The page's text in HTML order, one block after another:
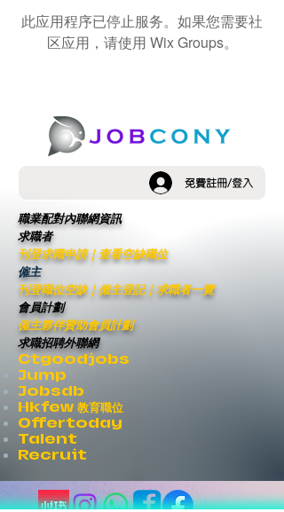
此应用程序已停止服务。如果您需要社
区应用，请使用 Wix Groups。
免費註冊/登入
職業配對內聯網資訊
求職者
刊登求職申請｜ 查看空缺職位
僱主
刊登職位空缺｜僱主登記｜求職者一覽
會員計劃
僱主夥伴贊助會員計劃
求職招聘外聯網
Ctgoodjobs
Jump
Jobsdb
Hkfew 教育職位
Offertoday
Talent
Recruit